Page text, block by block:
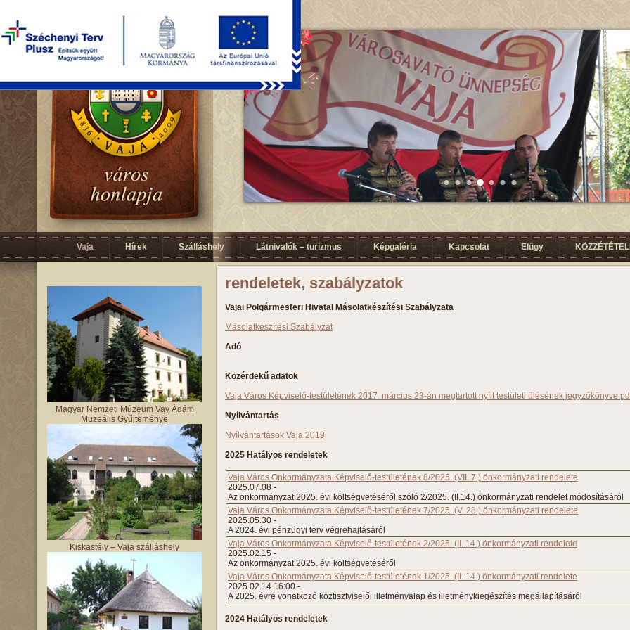
Vaja Hírek Szálláshely Látnivalók – turizmus Képgaléria Kapcsolat Elügy
Magyar Nemzeti Múzeum Vay Ádám
Muzeális Gyűjteménye
Kiskastély – Vaja szálláshely
rendeletek, szabályzatok
Vajai Polgármesteri Hivatal Másolatkészítési Szabályzata
Másolatkészítési Szabályzat
Adó
Közérdekű adatok
Vaja Város Képviselő-testületének 2017. március 23-án megtartott nyílt testületi ülésének
Nyílvántartás
Nyílvántartások Vaja 2019
2025 Hatályos rendeletek
Vaja Város Önkormányzata Képviselő-testületének 8/2025. (VII. 7.) önkormányzati rendelete
2025.07.08 -
Az önkormányzat 2025. évi költségvetéséről szóló 2/2025. (II.14.) önkormányzati rendelet módosításáról
Vaja Város Önkormányzata Képviselő-testületének 7/2025. (V. 28.) önkormányzati rendelete
2025.05.30 -
A 2024. évi pénzügyi terv végrehajtásáról
Vaja Város Önkormányzata Képviselő-testületének 2/2025. (II. 14.) önkormányzati rendelete
2025.02.15 -
Az önkormányzat 2025. évi költségvetéséről
Vaja Város Önkormányzata Képviselő-testületének 1/2025. (II. 14.) önkormányzati rendelete
2025.02.14 16:00 -
A 2025. évre vonatkozó köztisztviselői illetményalap és illetménykiegészítés megállapításáról
2024 Hatályos rendeletek